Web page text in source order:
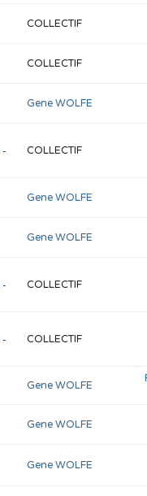
COLLECTIF
COLLECTIF
Gene WOLFE
-
COLLECTIF
Gene WOLFE
Gene WOLFE
-
COLLECTIF
-
COLLECTIF
Gene WOLFE
Gene WOLFE
Gene WOLFE